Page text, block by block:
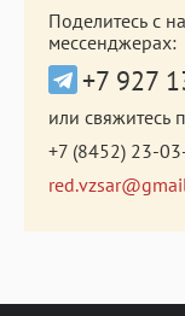
Поделитесь с
мессенджерах:
+7 927
или свяжитесь
+7 (8452) 23-